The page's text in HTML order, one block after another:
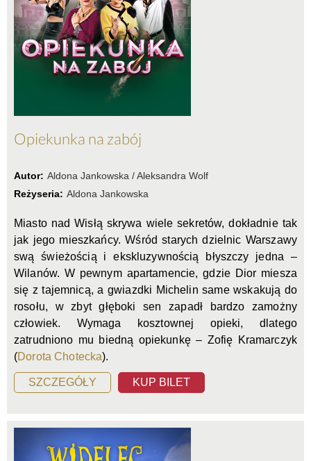
Opiekunka na zabój
Autor: Aldona Jankowska / Aleksandra Wolf
Reżyseria: Aldona Jankowska
Miasto nad Wisłą skrywa wiele sekretów, dokładnie tak
jak jego mieszkańcy. Wśród starych dzielnic Warszawy
swą świeżością i ekskluzywnością błyszczy jedna –
Wilanów. W pewnym apartamencie, gdzie Dior miesza
się z tajemnicą, a gwiazdki Michelin same wskakują do
rosołu, w zbyt głęboki sen zapadł bardzo zamożny
człowiek. Wymaga kosztownej opieki, dlatego
zatrudniono mu biedną opiekunkę – Zofię Kramarczyk
(Dorota Chotecka).
SZCZEGÓŁY KUP BILET